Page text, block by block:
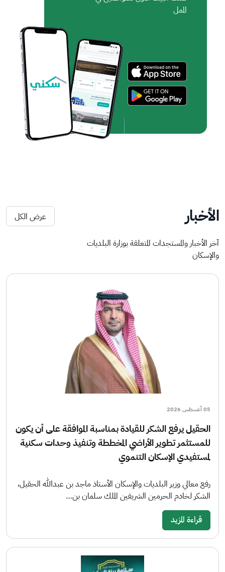
الممل
الأخبار عرض الكل
آخر الأخبار والمستجدات المتعلقة بوزارة البلديات
والإسكان
05 أغسطس 2026
الحقيل يرفع الشكر للقيادة بمناسبة الموافقة على أن يكون
للمستثمر تطوير الأراضي المخططة وتنفيذ وحدات سكنية
لمستفيدي الإسكان التنموي
رفع معالي وزير البلديات والإسكان الأستاذ ماجد بن عبدالله الحقيل،
الشكر لخادم الحرمين الشريفين الملك سلمان بن…
قراءة المزيد